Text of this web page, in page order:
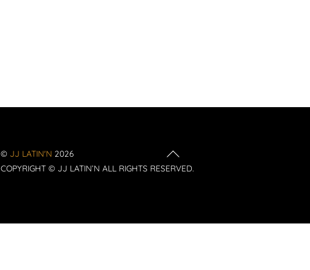
Back
To
© JJ LATIN'N 2026
COPYRIGHT © JJ LATIN’N ALL RIGHTS RESERVED.